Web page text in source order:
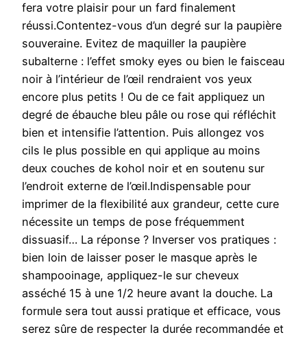
fera votre plaisir pour un fard finalement
réussi.Contentez-vous d’un degré sur la paupière
souveraine. Evitez de maquiller la paupière
subalterne : l’effet smoky eyes ou bien le faisceau
noir à l’intérieur de l’œil rendraient vos yeux
encore plus petits ! Ou de ce fait appliquez un
degré de ébauche bleu pâle ou rose qui réfléchit
bien et intensifie l’attention. Puis allongez vos
cils le plus possible en qui applique au moins
deux couches de kohol noir et en soutenu sur
l’endroit externe de l’œil.Indispensable pour
imprimer de la flexibilité aux grandeur, cette cure
nécessite un temps de pose fréquemment
dissuasif… La réponse ? Inverser vos pratiques :
bien loin de laisser poser le masque après le
shampooinage, appliquez-le sur cheveux
asséché 15 à une 1/2 heure avant la douche. La
formule sera tout aussi pratique et efficace, vous
serez sûre de respecter la durée recommandée et